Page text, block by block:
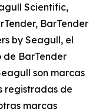
Scientific,
BarTender
by Seagull, el
BarTender
son marcas
registradas de
marcas